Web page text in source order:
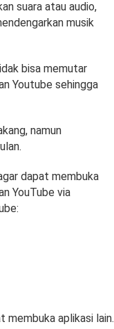
suara atau audio,
musik
bisa memutar
Youtube sehingga
namun
dapat membuka
YouTube via
membuka aplikasi lain.